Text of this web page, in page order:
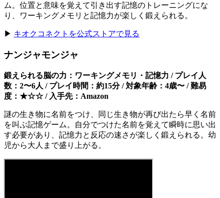
ム。位置と意味を覚えて引き出す記憶のトレーニングにな
り、ワーキングメモリと記憶力が楽しく鍛えられる。
▶ キオクコネクトを公式ストアで見る
ナンジャモンジャ
鍛えられる脳の力：ワーキングメモリ・記憶力 / プレイ人
数：2〜6人 / プレイ時間：約15分 / 対象年齢：4歳〜 / 難易
度：★☆☆ / 入手先：Amazon
謎の生き物に名前をつけ、同じ生き物が再び出たら早く名前
を叫ぶ記憶ゲーム。自分でつけた名前を覚えて瞬時に思い出
す必要があり、記憶力と反応の速さが楽しく鍛えられる。幼
児から大人まで盛り上がる。